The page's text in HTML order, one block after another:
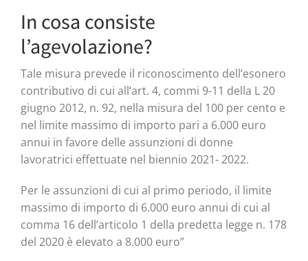
In cosa consiste
l’agevolazione?
Tale misura prevede il riconoscimento dell’esonero
contributivo di cui all’art. 4, commi 9-11 della L 20
giugno 2012, n. 92, nella misura del 100 per cento e
nel limite massimo di importo pari a 6.000 euro
annui in favore delle assunzioni di donne
lavoratrici effettuate nel biennio 2021- 2022.
Per le assunzioni di cui al primo periodo, il limite
massimo di importo di 6.000 euro annui di cui al
comma 16 dell’articolo 1 della predetta legge n. 178
del 2020 è elevato a 8.000 euro”